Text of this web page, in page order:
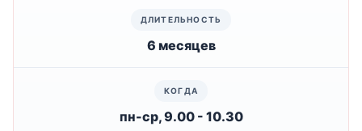
6 месяцев
пн-ср, 9.00 - 10.30